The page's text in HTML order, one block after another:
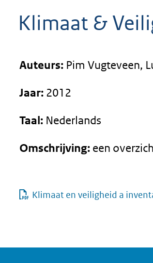
toegestaan
Klimaat &
Auteurs: Pim Vugteveen,
Jaar: 2012
Taal: Nederlands
Omschrijving: een
Klimaat en veiligheid a